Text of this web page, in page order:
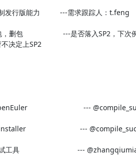
发行版能力          ---需求跟踪人：t.feng
删包                    ---是否落入SP2，下次
决定上SP2
---
---
工具                             ---